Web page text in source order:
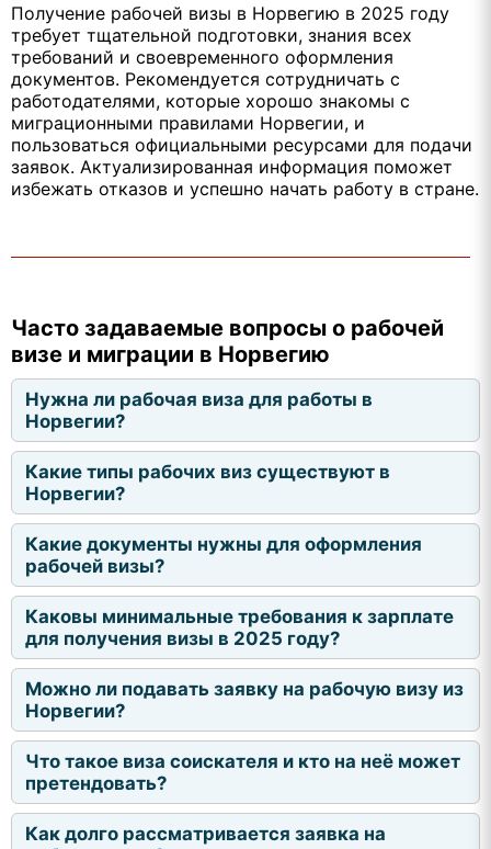
Получение рабочей визы в Норвегию в 2025 году
требует тщательной подготовки, знания всех
требований и своевременного оформления
документов. Рекомендуется сотрудничать с
работодателями, которые хорошо знакомы с
миграционными правилами Норвегии, и
пользоваться официальными ресурсами для подачи
заявок. Актуализированная информация поможет
избежать отказов и успешно начать работу в стране.
Часто задаваемые вопросы о рабочей
визе и миграции в Норвегию
Нужна ли рабочая виза для работы в
Норвегии?
Какие типы рабочих виз существуют в
Норвегии?
Какие документы нужны для оформления
рабочей визы?
Каковы минимальные требования к зарплате
для получения визы в 2025 году?
Можно ли подавать заявку на рабочую визу из
Норвегии?
Что такое виза соискателя и кто на неё может
претендовать?
Как долго рассматривается заявка на